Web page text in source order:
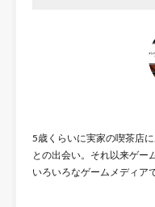
5歳くらいに実家の喫茶店
との出会い。それ以来ゲー
いろいろなゲームメディア